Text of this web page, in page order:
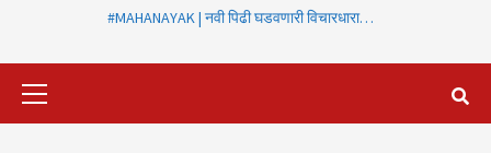
#MAHANAYAK | नवी पिढी घडवणारी विचारधारा…